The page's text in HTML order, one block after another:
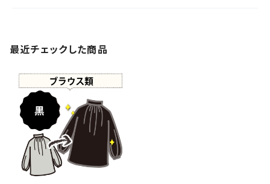
最近チェックした商品